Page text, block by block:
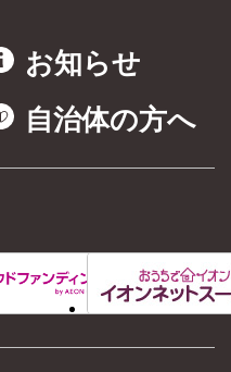
お知らせ
自治体の方へ